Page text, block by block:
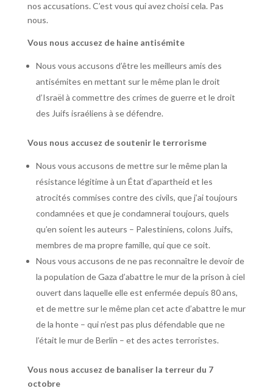
nos accusations. C’est vous qui avez choisi cela. Pas
nous.
Vous nous accusez de haine antisémite
Nous vous accusons d’être les meilleurs amis des
antisémites en mettant sur le même plan le droit
d’Israël à commettre des crimes de guerre et le droit
des Juifs israéliens à se défendre.
Vous nous accusez de soutenir le terrorisme
Nous vous accusons de mettre sur le même plan la
résistance légitime à un État d’apartheid et les
atrocités commises contre des civils, que j’ai toujours
condamnées et que je condamnerai toujours, quels
qu’en soient les auteurs – Palestiniens, colons Juifs,
membres de ma propre famille, qui que ce soit.
Nous vous accusons de ne pas reconnaître le devoir de
la population de Gaza d’abattre le mur de la prison à ciel
ouvert dans laquelle elle est enfermée depuis 80 ans,
et de mettre sur le même plan cet acte d’abattre le mur
de la honte – qui n’est pas plus défendable que ne
l’était le mur de Berlin – et des actes terroristes.
Vous nous accusez de banaliser la terreur du 7
octobre